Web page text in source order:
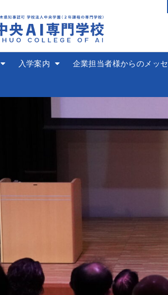
入学案内 企業担当者様からのメッ